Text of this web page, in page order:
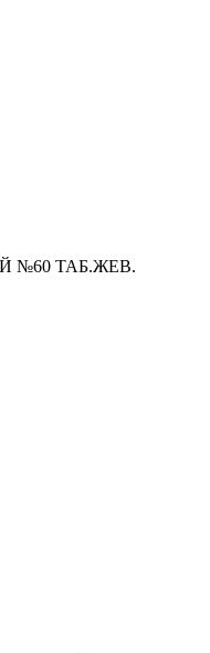
№60 ТАБ.ЖЕВ.